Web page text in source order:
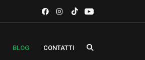
BLOG CONTATTI